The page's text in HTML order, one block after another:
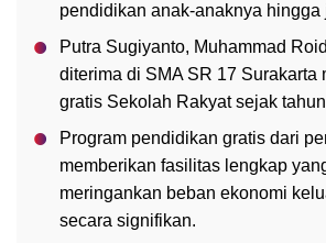
pendidikan anak-anaknya hingga
Putra Sugiyanto, Muhammad
diterima di SMA SR 17 Surakarta
gratis Sekolah Rakyat sejak
Program pendidikan gratis dari
memberikan fasilitas lengkap
meringankan beban ekonomi
secara signifikan.